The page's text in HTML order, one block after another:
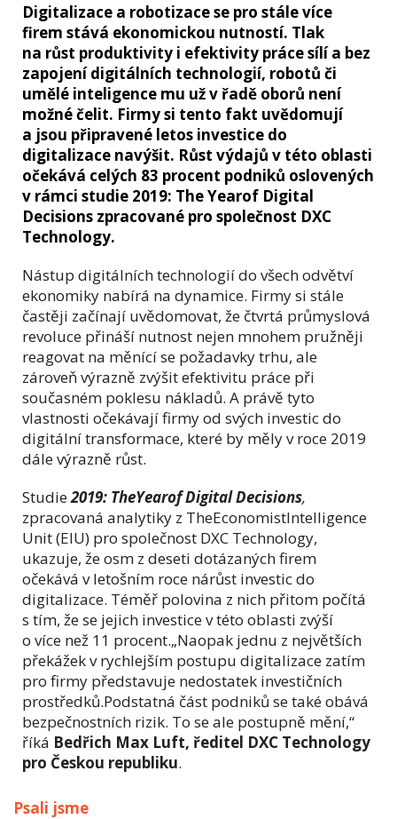
Digitalizace a robotizace se pro stále více
firem stává ekonomickou nutností. Tlak
na růst produktivity i efektivity práce sílí a bez
zapojení digitálních technologií, robotů či
umělé inteligence mu už v řadě oborů není
možné čelit. Firmy si tento fakt uvědomují
a jsou připravené letos investice do
digitalizace navýšit. Růst výdajů v této oblasti
očekává celých 83 procent podniků oslovených
v rámci studie 2019: The Yearof Digital
Decisions zpracované pro společnost DXC
Technology.
Nástup digitálních technologií do všech odvětví
ekonomiky nabírá na dynamice. Firmy si stále
častěji začínají uvědomovat, že čtvrtá průmyslová
revoluce přináší nutnost nejen mnohem pružněji
reagovat na měnící se požadavky trhu, ale
zároveň výrazně zvýšit efektivitu práce při
současném poklesu nákladů. A právě tyto
vlastnosti očekávají firmy od svých investic do
digitální transformace, které by měly v roce 2019
dále výrazně růst.
Studie2019: TheYearof Digital Decisions,
zpracovaná analytiky z TheEconomistIntelligence
Unit (EIU) pro společnost DXC Technology,
ukazuje, že osm z deseti dotázaných firem
očekává v letošním roce nárůst investic do
digitalizace. Téměř polovina z nich přitom počítá
s tím, že se jejich investice v této oblasti zvýší
o více než 11 procent.„Naopak jednu z největších
překážek v rychlejším postupu digitalizace zatím
pro firmy představuje nedostatek investičních
prostředků.Podstatná část podniků se také obává
bezpečnostních rizik. To se ale postupně mění,“
říká Bedřich Max Luft, ředitel DXC Technology
pro Českou republiku.
Psali jsme